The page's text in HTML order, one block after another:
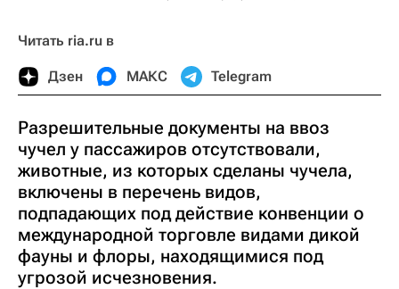
Читать ria.ru в
Дзен МАКС Telegram
Разрешительные документы на ввоз
чучел у пассажиров отсутствовали,
животные, из которых сделаны чучела,
включены в перечень видов,
подпадающих под действие конвенции о
международной торговле видами дикой
фауны и флоры, находящимися под
угрозой исчезновения.